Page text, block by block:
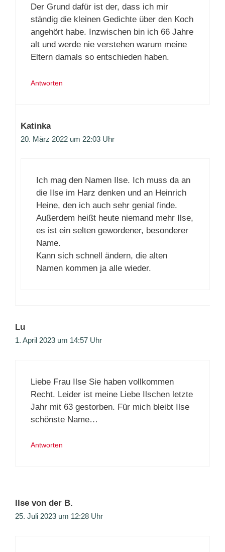
Der Grund dafür ist der, dass ich mir
ständig die kleinen Gedichte über den Koch
angehört habe. Inzwischen bin ich 66 Jahre
alt und werde nie verstehen warum meine
Eltern damals so entschieden haben.
Antworten
Katinka
20. März 2022 um 22:03 Uhr
Ich mag den Namen Ilse. Ich muss da an
die Ilse im Harz denken und an Heinrich
Heine, den ich auch sehr genial finde.
Außerdem heißt heute niemand mehr Ilse,
es ist ein selten gewordener, besonderer
Name.
Kann sich schnell ändern, die alten
Namen kommen ja alle wieder.
Lu
1. April 2023 um 14:57 Uhr
Liebe Frau Ilse Sie haben vollkommen
Recht. Leider ist meine Liebe Ilschen letzte
Jahr mit 63 gestorben. Für mich bleibt Ilse
schönste Name…
Antworten
Ilse von der B.
25. Juli 2023 um 12:28 Uhr